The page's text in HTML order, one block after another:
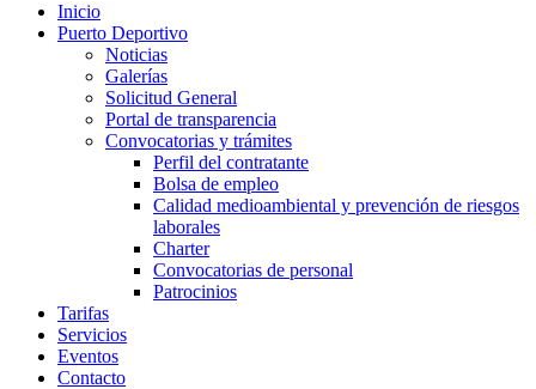
Inicio
Puerto Deportivo
Noticias
Galerías
Solicitud General
Portal de transparencia
Convocatorias y trámites
Perfil del contratante
Bolsa de empleo
Calidad medioambiental y prevención de riesgos
laborales
Charter
Convocatorias de personal
Patrocinios
Tarifas
Servicios
Eventos
Contacto